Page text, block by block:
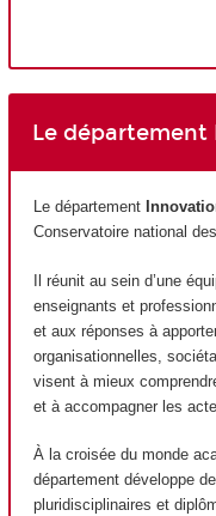
Le département
Le département
Conservatoire national
Il réunit au sein d’une
enseignants et
et aux réponses à
organisationnelles,
visent à mieux
et à accompagner les
À la croisée du monde
département développe
pluridisciplinaires et